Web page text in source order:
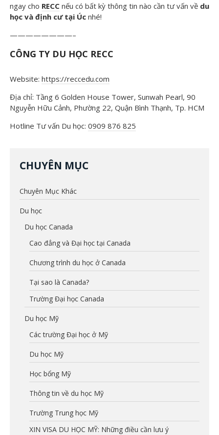
ngay cho RECC nếu có bất kỳ thông tin nào cần tư vấn về du
học và định cư tại Úc nhé!
————————–
CÔNG TY DU HỌC RECC
Website: https://reccedu.com
Địa chỉ: Tầng 6 Golden House Tower, Sunwah Pearl, 90
Nguyễn Hữu Cảnh, Phường 22, Quận Bình Thạnh, Tp. HCM
Hotline Tư vấn Du học: 0909 876 825
CHUYÊN MỤC
Chuyên Mục Khác
Du học
Du học Canada
Cao đẳng và Đại học tại Canada
Chương trình du học ở Canada
Tại sao là Canada?
Trường Đại học Canada
Du học Mỹ
Các trường Đại học ở Mỹ
Du học Mỹ
Học bổng Mỹ
Thông tin về du học Mỹ
Trường Trung học Mỹ
XIN VISA DU HỌC MỸ: Những điều cần lưu ý